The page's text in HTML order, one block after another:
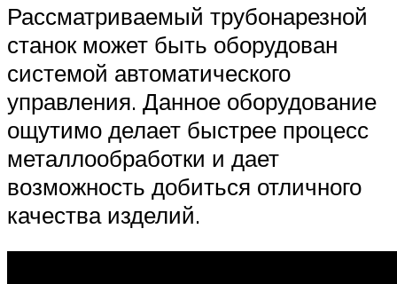
Рассматриваемый трубонарезной
станок может быть оборудован
системой автоматического
управления. Данное оборудование
ощутимо делает быстрее процесс
металлообработки и дает
возможность добиться отличного
качества изделий.